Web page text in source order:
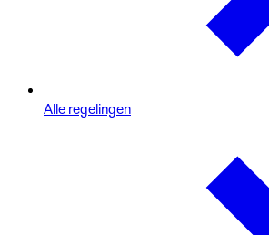
Alle regelingen